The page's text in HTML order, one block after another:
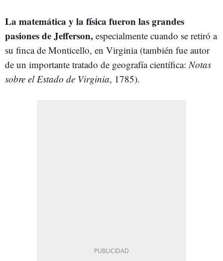
La matemática y la física fueron las grandes
pasiones de Jefferson, especialmente cuando se retiró a
su finca de Monticello, en Virginia (también fue autor
de un importante tratado de geografía científica: Notas
sobre el Estado de Virginia, 1785).